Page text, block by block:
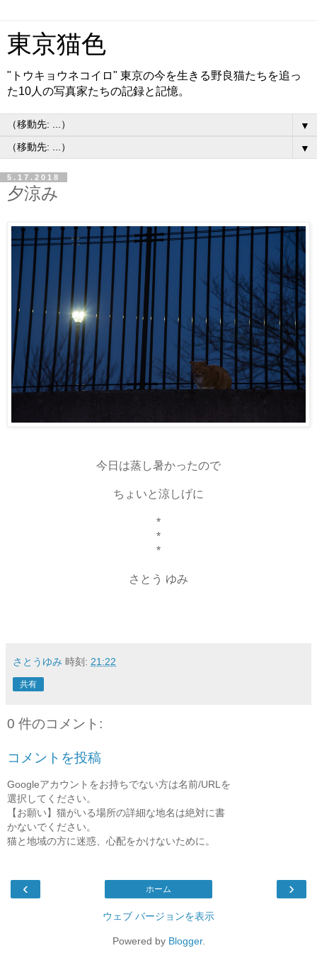
東京猫色
"トウキョウネコイロ" 東京の今を生きる野良猫たちを追っ
た10人の写真家たちの記録と記憶。
▼
▼
5.17.2018
夕涼み
今日は蒸し暑かったので
ちょいと涼しげに
*
*
*
さとう ゆみ
さとうゆみ 時刻: 21:22
共有
0 件のコメント:
コメントを投稿
Googleアカウントをお持ちでない方は名前/URLを
選択してください。
【お願い】猫がいる場所の詳細な地名は絶対に書
かないでください。
猫と地域の方に迷惑、心配をかけないために。
‹ ›
ホーム
ウェブ バージョンを表示
Powered by Blogger.